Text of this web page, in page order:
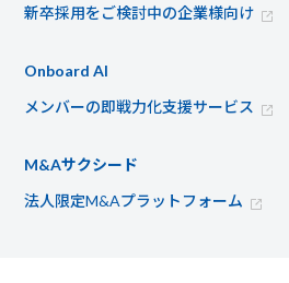
新卒採用をご検討中の企業様向け
Onboard AI
メンバーの即戦力化支援サービス
M&Aサクシード
法人限定M&Aプラットフォーム